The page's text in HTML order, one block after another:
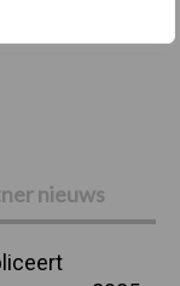
nieuws